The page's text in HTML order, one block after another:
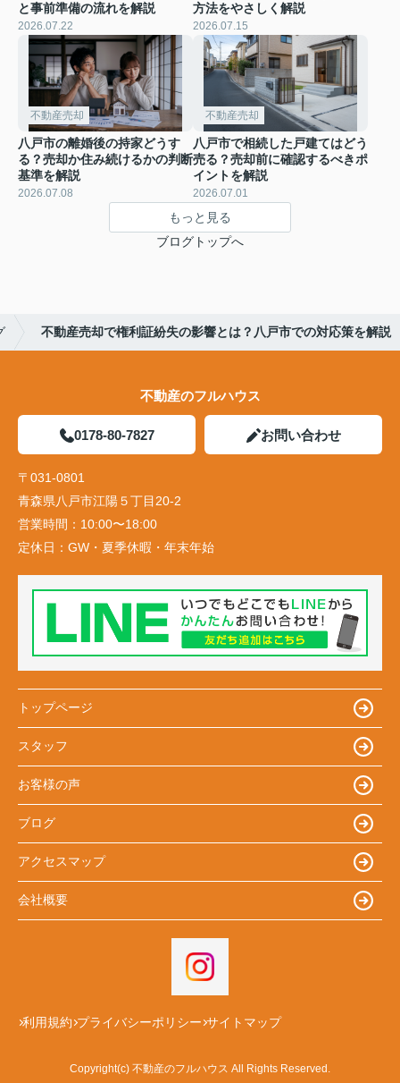
と事前準備の流れを解説
2026.07.22
方法をやさしく解説
2026.07.15
不動産売却
八戸市の離婚後の持家どうす
る？売却か住み続けるかの判断
基準を解説
2026.07.08
不動産売却
八戸市で相続した戸建てはどう
売る？売却前に確認するべきポ
イントを解説
2026.07.01
もっと見る
ブログトップへ
不動産売却で権利証紛失の影響とは？八戸市での対応策を解説
不動産のフルハウス
0178-80-7827 お問い合わせ
〒031-0801
青森県八戸市江陽５丁目20-2
営業時間： 10:00〜18:00
定休日： GW・夏季休暇・年末年始
トップページ
スタッフ
お客様の声
ブログ
アクセスマップ
会社概要
利用規約 プライバシーポリシー サイトマップ
Copyright(c) 不動産のフルハウス All Rights Reserved.